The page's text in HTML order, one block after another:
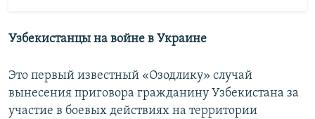
Узбекистанцы на войне в Украине
Это первый известный «Озодлику» случай
вынесения приговора гражданину Узбекистана за
участие в боевых действиях на территории